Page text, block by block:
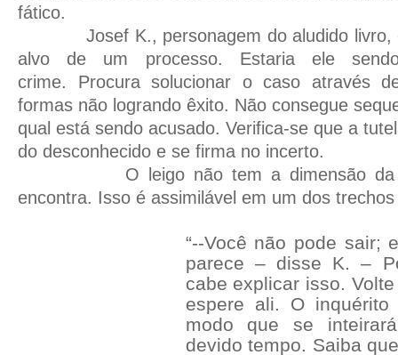
fático.
Josef K., personagem do aludido livro,
alvo de um processo. Estaria ele
crime. Procura solucionar o caso através
formas não logrando êxito. Não consegue
qual está sendo acusado. Verifica-se que a
do desconhecido e se firma no incerto.
O leigo não tem a dimensão da
encontra. Isso é assimilável em um dos
“--Você não pode sair;
parece – disse K. –
cabe explicar isso.
espere ali. O
modo que se
devido tempo. Saiba